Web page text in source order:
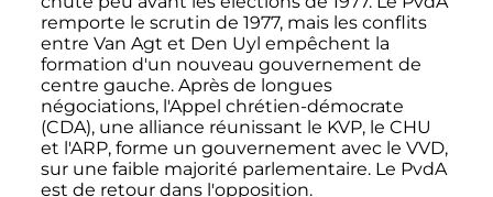
remporte le scrutin de 1977, mais les conflits
entre Van Agt et Den Uyl empêchent la
formation d'un nouveau gouvernement de
centre gauche. Après de longues
négociations, l'Appel chrétien-démocrate
(CDA), une alliance réunissant le KVP, le CHU
et l'ARP, forme un gouvernement avec le VVD,
sur une faible majorité parlementaire. Le PvdA
est de retour dans l'opposition.